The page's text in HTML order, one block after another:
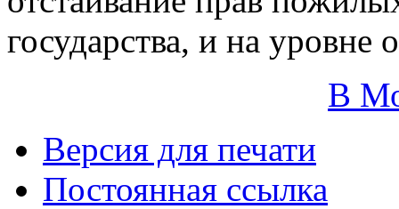
государства, и на уровне
В
Версия для печати
Постоянная ссылка